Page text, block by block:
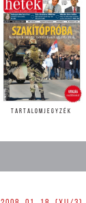
TARTALOMJEGYZÉK